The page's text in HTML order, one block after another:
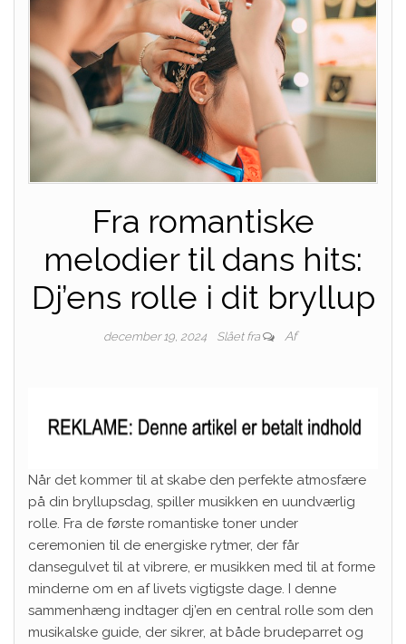
Fra romantiske
melodier til dans hits:
Dj’ens rolle i dit bryllup
december 19, 2024 Slået fra Af
Når det kommer til at skabe den perfekte atmosfære
på din bryllupsdag, spiller musikken en uundværlig
rolle. Fra de første romantiske toner under
ceremonien til de energiske rytmer, der får
dansegulvet til at vibrere, er musikken med til at forme
minderne om en af livets vigtigste dage. I denne
sammenhæng indtager dj’en en central rolle som den
musikalske guide, der sikrer, at både brudeparret og